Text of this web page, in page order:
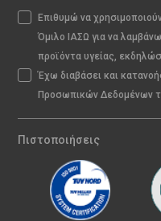
Επιθυμώ να
Όμιλο ΙΑΣΩ για να
προϊόντα υγείας,
Έχω διαβάσει και
Προσωπικών Δεδομένων
Πιστοποιήσεις